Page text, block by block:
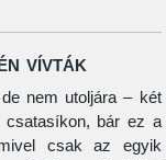
vívták
nem utoljára – két
csatasíkon, bár ez a
csak az egyik